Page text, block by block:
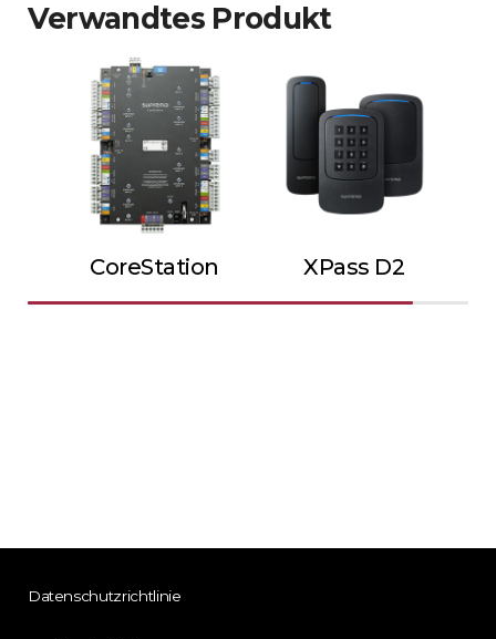
Verwandtes Produkt
CoreStation XPass D2
Datenschutzrichtlinie